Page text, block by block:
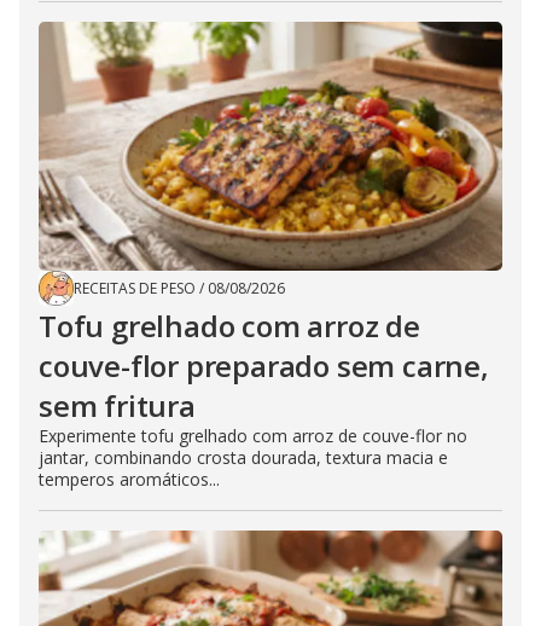
RECEITAS DE PESO / 08/08/2026
Tofu grelhado com arroz de
couve-flor preparado sem carne,
sem fritura
Experimente tofu grelhado com arroz de couve-flor no
jantar, combinando crosta dourada, textura macia e
temperos aromáticos...